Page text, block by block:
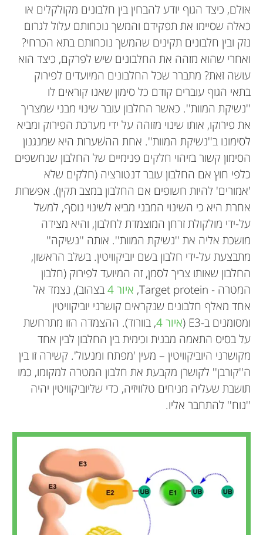
אולם, כיצד הגוף יודע להבחין בין חלבונים מקולקלים או
כאלה שסיימו את תפקידם והמשך נוכחותם עלול לגרום
נזק ובין חלבונים תקינים שהמשך נוכחותם בתא הכרחי?
ואחרי שהוא מזהה את החלבונים שיש לפרקם, כיצד הוא
עושה זאת? מתברר שכל החלבונים המיועדים לפירוק
בתאי הגוף עוברים קודם כל סימון שאנו קוראים לו
''נשיקת המוות''. כאשר החלבון עובר שינוי מבני שמצריך
את פירוקו, אותו שינוי מזוהה על ידי מערכת הפירוק ומביא
לסימונו ב''נשיקת המוות''. אחת ההשׁערות היא שמנגנון
הסימון קשור בזיהוי חלקים פנימיים של החלבון שנחשפים
כלפי חוץ אם החלבון עובר דנטורציה (חלקים שלא
'אמורים' להיות חשופים אם החלבון במצב תקין). אפשרות
אחרת היא כי השינוי המבני מביא לשינוי נוסף, למשל
על-ידי מולקולת זרחן המוצמדת לחלבון, והיא מצידה
מושכת אליה את ''נשיקת המוות''. אותה ''נשיקה''
מתבצעת על-ידי חלבון בשם יוביקוויטין. בשלב הראשון,
החלבון שאותו צריך לסמן, זה המיועד לפירוק (חלבון
המטרה - Target protein,
איור 4 בצהוב), נצמד אל
אחד מאלף חלבונים שנקראים קושרני יוביקוויטין
ומסומנים ב-E3 (
איור 4 , בוורוד). ההצמדה הזו מתרחשת
על בסיס התאמה מבנית וכימית בין החלבון לבין אחד
מקושרני היוביקוויטין – מעין 'מפתח ומנעול'. קשירה זו בין
ה''קורבן'' לקושרן מקבעת את חלבון המטרה למקומו, כמו
תושבת שעליה מניחים טלוויזיה, כדי שליוביקוויטין יהיה
''נוח'' להתחבר אליו.